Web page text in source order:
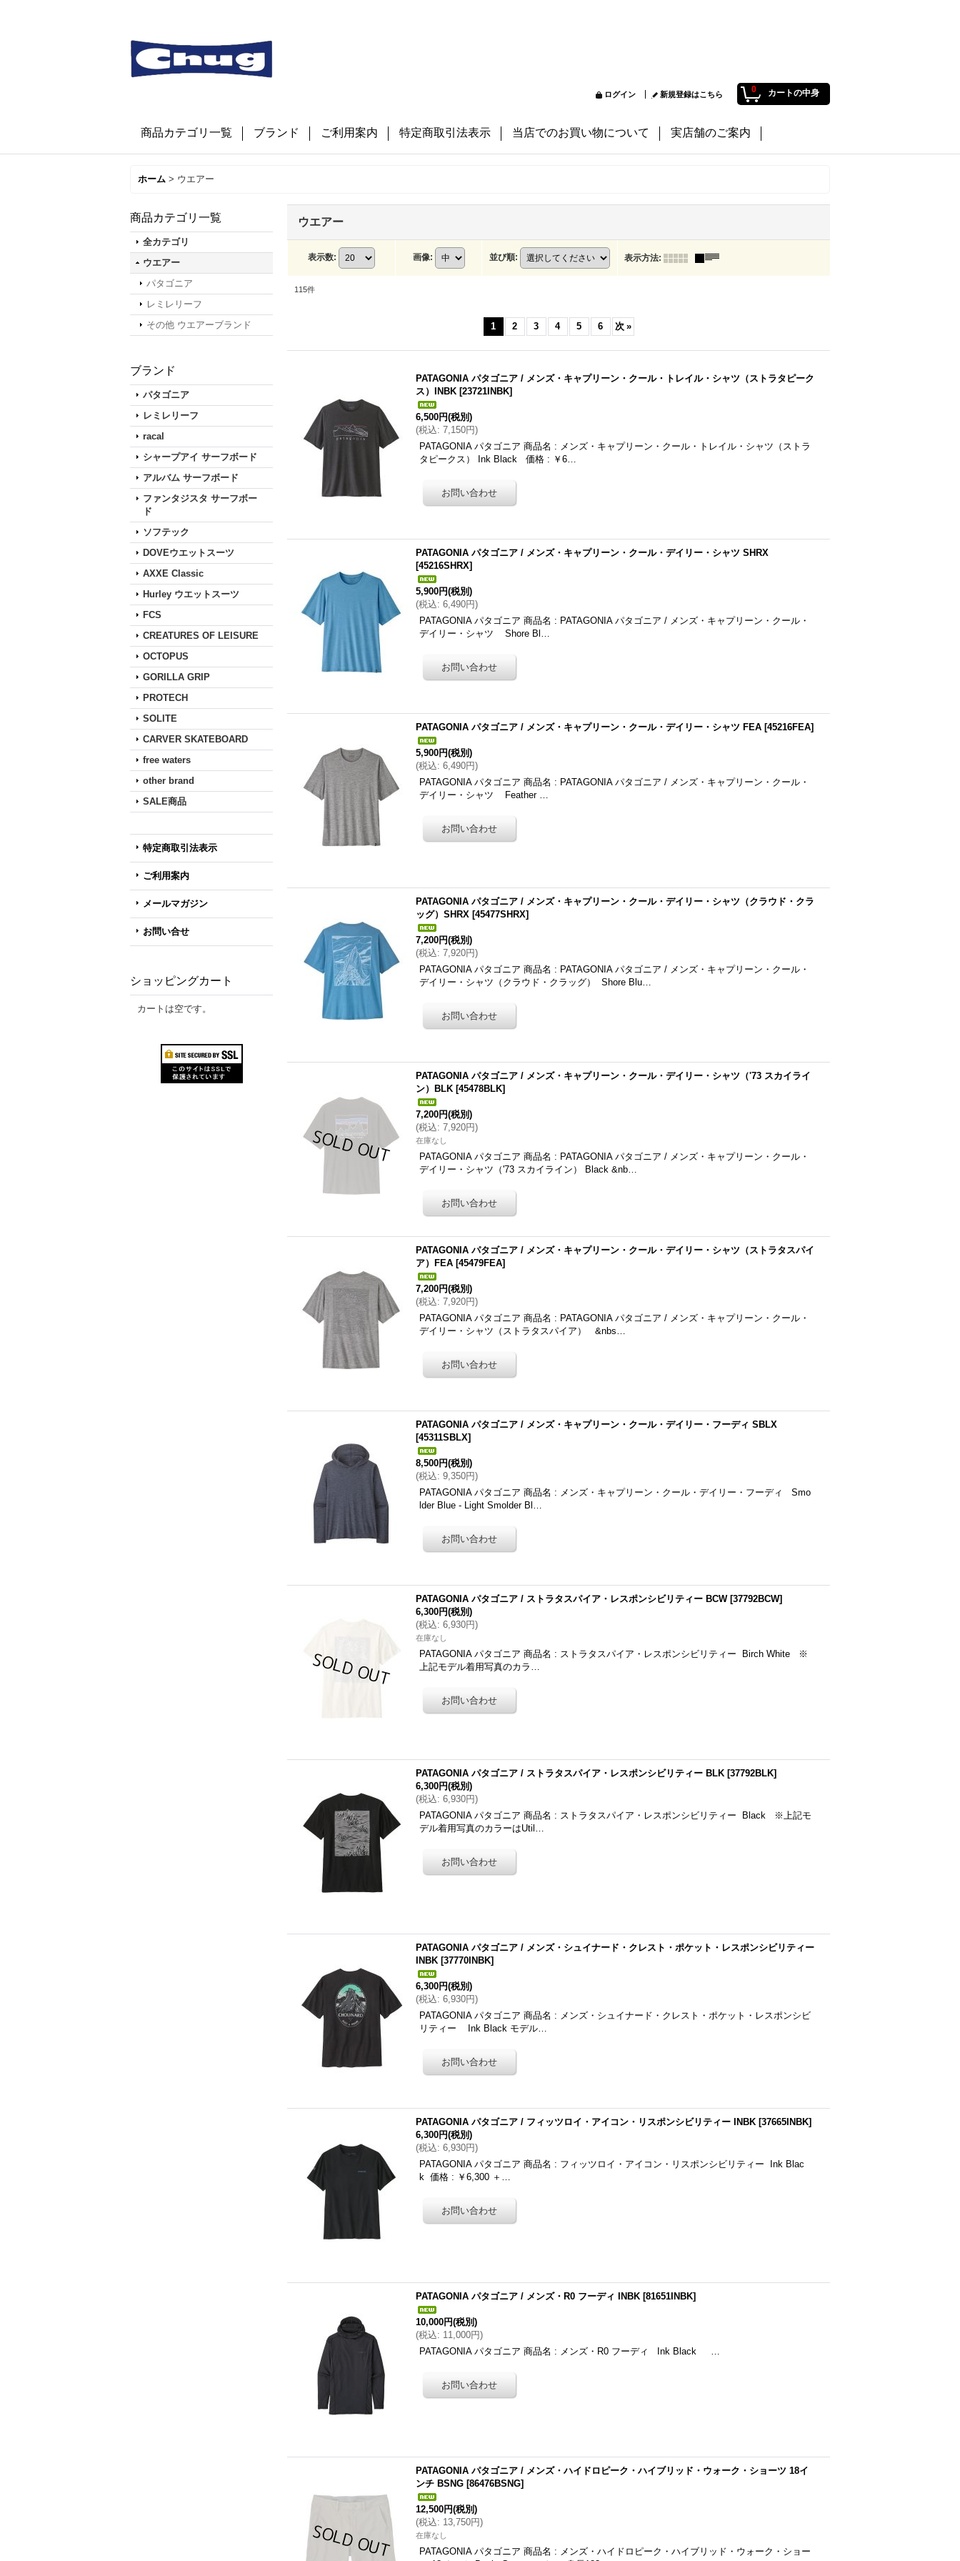
0 カートの中身
ログイン 新規登録はこちら
商品カテゴリ一覧 ブランド ご利用案内 特定商取引法表示 当店でのお買い物について 実店舗のご案内
ホーム > ウエアー
商品カテゴリ一覧
全カテゴリ
ウエアー
パタゴニア
レミレリーフ
その他 ウエアーブランド
ブランド
パタゴニア
レミレリーフ
racal
シャープアイ サーフボード
アルバム サーフボード
ファンタジスタ サーフボー
ド
ソフテック
DOVEウエットスーツ
AXXE Classic
Hurley ウエットスーツ
FCS
CREATURES OF LEISURE
OCTOPUS
GORILLA GRIP
PROTECH
SOLITE
CARVER SKATEBOARD
free waters
other brand
SALE商品
特定商取引法表示
ご利用案内
メールマガジン
お問い合せ
ショッピングカート
カートは空です。
ウエアー
表示数: 画像: 並び順: 表示方法:
115件
1 2 3 4 5 6 次 »
PATAGONIA パタゴニア / メンズ・キャプリーン・クール・トレイル・シャツ（ストラタピーク
ス）INBK [23721INBK]
6,500円(税別)
(税込: 7,150円)
PATAGONIA パタゴニア 商品名 : メンズ・キャプリーン・クール・トレイル・シャツ（ストラ
タピークス） Ink Black 価格 : ￥6…
PATAGONIA パタゴニア / メンズ・キャプリーン・クール・デイリー・シャツ SHRX
[45216SHRX]
5,900円(税別)
(税込: 6,490円)
PATAGONIA パタゴニア 商品名 : PATAGONIA パタゴニア / メンズ・キャプリーン・クール・
デイリー・シャツ Shore Bl…
PATAGONIA パタゴニア / メンズ・キャプリーン・クール・デイリー・シャツ FEA [45216FEA]
5,900円(税別)
(税込: 6,490円)
PATAGONIA パタゴニア 商品名 : PATAGONIA パタゴニア / メンズ・キャプリーン・クール・
デイリー・シャツ Feather …
PATAGONIA パタゴニア / メンズ・キャプリーン・クール・デイリー・シャツ（クラウド・クラ
ッグ）SHRX [45477SHRX]
7,200円(税別)
(税込: 7,920円)
PATAGONIA パタゴニア 商品名 : PATAGONIA パタゴニア / メンズ・キャプリーン・クール・
デイリー・シャツ（クラウド・クラッグ） Shore Blu…
PATAGONIA パタゴニア / メンズ・キャプリーン・クール・デイリー・シャツ（'73 スカイライ
ン）BLK [45478BLK]
7,200円(税別)
(税込: 7,920円)
在庫なし
PATAGONIA パタゴニア 商品名 : PATAGONIA パタゴニア / メンズ・キャプリーン・クール・
デイリー・シャツ（'73 スカイライン） Black &nb…
PATAGONIA パタゴニア / メンズ・キャプリーン・クール・デイリー・シャツ（ストラタスパイ
ア）FEA [45479FEA]
7,200円(税別)
(税込: 7,920円)
PATAGONIA パタゴニア 商品名 : PATAGONIA パタゴニア / メンズ・キャプリーン・クール・
デイリー・シャツ（ストラタスパイア） &nbs…
PATAGONIA パタゴニア / メンズ・キャプリーン・クール・デイリー・フーディ SBLX
[45311SBLX]
8,500円(税別)
(税込: 9,350円)
PATAGONIA パタゴニア 商品名 : メンズ・キャプリーン・クール・デイリー・フーディ Smo
lder Blue - Light Smolder Bl…
PATAGONIA パタゴニア / ストラタスパイア・レスポンシビリティー BCW [37792BCW]
6,300円(税別)
(税込: 6,930円)
在庫なし
PATAGONIA パタゴニア 商品名 : ストラタスパイア・レスポンシビリティー Birch White ※
上記モデル着用写真のカラ…
PATAGONIA パタゴニア / ストラタスパイア・レスポンシビリティー BLK [37792BLK]
6,300円(税別)
(税込: 6,930円)
PATAGONIA パタゴニア 商品名 : ストラタスパイア・レスポンシビリティー Black ※上記モ
デル着用写真のカラーはUtil…
PATAGONIA パタゴニア / メンズ・シュイナード・クレスト・ポケット・レスポンシビリティー
INBK [37770INBK]
6,300円(税別)
(税込: 6,930円)
PATAGONIA パタゴニア 商品名 : メンズ・シュイナード・クレスト・ポケット・レスポンシビ
リティー Ink Black モデル…
PATAGONIA パタゴニア / フィッツロイ・アイコン・リスポンシビリティー INBK [37665INBK]
6,300円(税別)
(税込: 6,930円)
PATAGONIA パタゴニア 商品名 : フィッツロイ・アイコン・リスポンシビリティー Ink Blac
k 価格 : ￥6,300 ＋…
PATAGONIA パタゴニア / メンズ・R0 フーディ INBK [81651INBK]
10,000円(税別)
(税込: 11,000円)
PATAGONIA パタゴニア 商品名 : メンズ・R0 フーディ Ink Black …
PATAGONIA パタゴニア / メンズ・ハイドロピーク・ハイブリッド・ウォーク・ショーツ 18イ
ンチ BSNG [86476BSNG]
12,500円(税別)
(税込: 13,750円)
在庫なし
PATAGONIA パタゴニア 商品名 : メンズ・ハイドロピーク・ハイブリッド・ウォーク・ショー